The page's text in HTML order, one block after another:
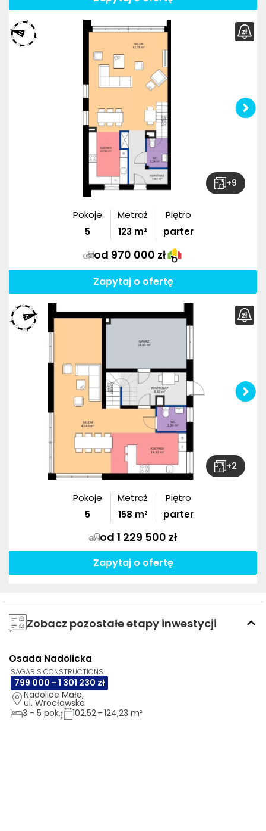
+9
Pokoje
5
Metraż
123 m²
Piętro
parter
od 970 000 zł
Zapytaj o ofertę
+2
Pokoje
5
Metraż
158 m²
Piętro
parter
od 1 229 500 zł
Zapytaj o ofertę
Zobacz pozostałe etapy inwestycji
AI GOTOWE DO ODBIORU
Osada Nadolicka
SAGARIS CONSTRUCTIONS
799 000 – 1 301 230 zł
Nadolice Małe,
ul. Wrocławska
3 - 5 pok. 102,52 – 124,23 m²